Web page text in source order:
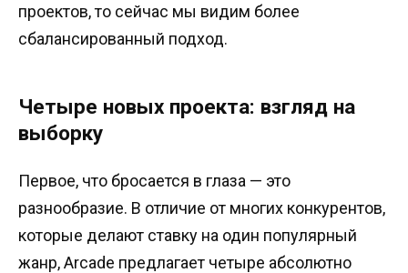
проектов, то сейчас мы видим более
сбалансированный подход.
Четыре новых проекта: взгляд на
выборку
Первое, что бросается в глаза — это
разнообразие. В отличие от многих конкурентов,
которые делают ставку на один популярный
жанр, Arcade предлагает четыре абсолютно